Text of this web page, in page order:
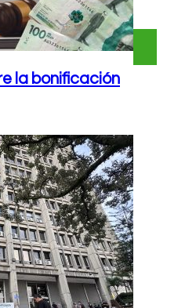
la bonificación